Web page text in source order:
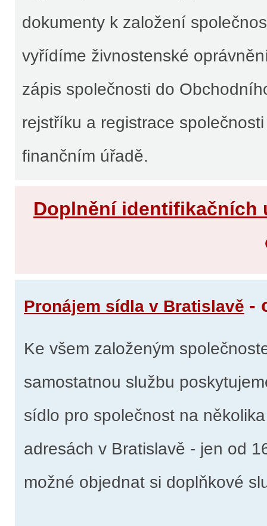
dokumenty k založení
vyřídíme živnostenské
zápis společnosti do
rejstříku a registrace
finančním úřadě.
Doplnění identifikačních
Pronájem sídla v Bratislavě -
Ke všem založeným
samostatnou službu
sídlo pro společnost na
adresách v Bratislavě - jen od
možné objednat si doplňkové